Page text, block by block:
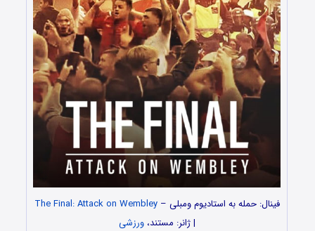
فینال: حمله به استادیوم ومبلی –The Final: Attack on Wembley
| ژانر: مستند،ورزشی